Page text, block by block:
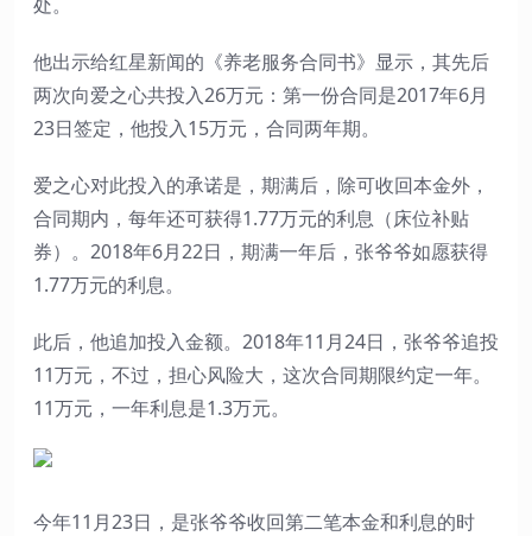
他出示给红星新闻的《养老服务合同书》显示，其先后
两次向爱之心共投入26万元：第一份合同是2017年6月
23日签定，他投入15万元，合同两年期。
爱之心对此投入的承诺是，期满后，除可收回本金外，
合同期内，每年还可获得1.77万元的利息（床位补贴
券）。2018年6月22日，期满一年后，张爷爷如愿获得
1.77万元的利息。
此后，他追加投入金额。2018年11月24日，张爷爷追投
11万元，不过，担心风险大，这次合同期限约定一年。
11万元，一年利息是1.3万元。
今年11月23日，是张爷爷收回第二笔本金和利息的时